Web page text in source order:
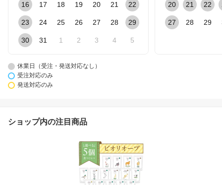
16 17 18 19 20 21 22
23 24 25 26 27 28 29
30 31 1 2 3 4 5
20 21 22
27 28 29
休業日（受注・発送対応なし）
受注対応のみ
発送対応のみ
ショップ内の注目商品